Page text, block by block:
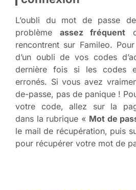
L’oubli du mot de passe
problème assez fréquent
rencontrent sur Famileo.
d’un oubli de vos codes
dernière fois si les codes
erronés. Si vous avez
de-passe, pas de panique !
votre code, allez sur la
dans la rubrique « Mot de
le mail de récupération, puis
pour récupérer votre mot de